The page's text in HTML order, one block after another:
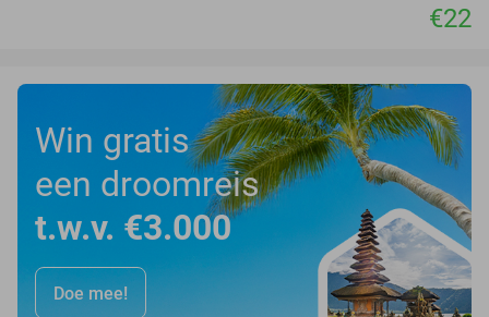
€22
Win gratis
een droomreis
t.w.v. €3.000
Doe mee!